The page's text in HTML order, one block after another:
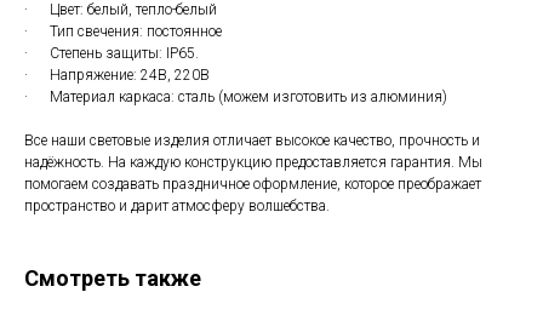
· Цвет: белый, тепло-белый
· Тип свечения: постоянное
· Степень защиты: IP65.
· Напряжение: 24В, 220В
· Материал каркаса: сталь (можем изготовить из алюминия)
Все наши световые изделия отличает высокое качество, прочность и
надёжность. На каждую конструкцию предоставляется гарантия. Мы
помогаем создавать праздничное оформление, которое преображает
пространство и дарит атмосферу волшебства.
Смотреть также